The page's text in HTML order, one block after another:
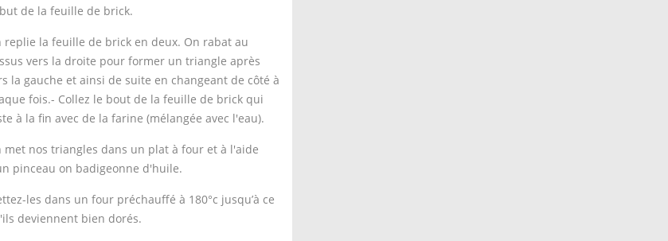
de la feuille de brick.
replie la feuille de brick en deux. On rabat au
vers la droite pour former un triangle après
la gauche et ainsi de suite en changeant de côté à
fois.- Collez le bout de la feuille de brick qui
à la fin avec de la farine (mélangée avec l'eau).
met nos triangles dans un plat à four et à l'aide
pinceau on badigeonne d'huile.
les dans un four préchauffé à 180°c jusqu’à ce
deviennent bien dorés.